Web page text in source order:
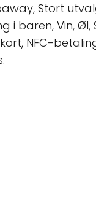
Stort
i baren, Vin,
NFC-